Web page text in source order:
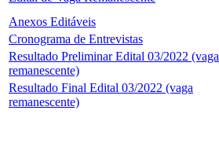
Anexos Editáveis
Cronograma de Entrevistas
Resultado Preliminar Edital 03/2022 (vaga
remanescente)
Resultado Final Edital 03/2022 (vaga
remanescente)